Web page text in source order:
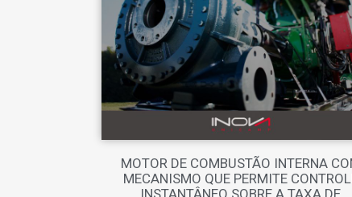
MOTOR DE COMBUSTÃO INTERNA
MECANISMO QUE PERMITE